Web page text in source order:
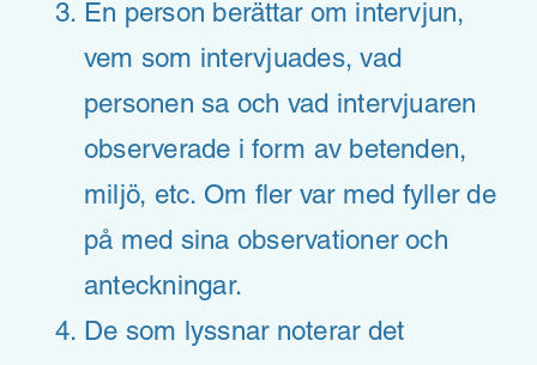
En person berättar om intervjun,
vem som intervjuades, vad
personen sa och vad intervjuaren
observerade i form av betenden,
miljö, etc. Om fler var med fyller de
på med sina observationer och
anteckningar.
De som lyssnar noterar det